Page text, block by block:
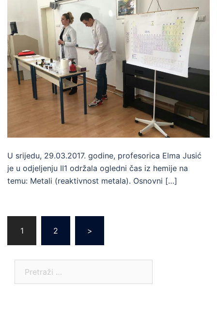
U srijedu, 29.03.2017. godine, profesorica Elma Jusić
je u odjeljenju II1 održala ogledni čas iz hemije na
temu: Metali (reaktivnost metala). Osnovni […]
pagination
1 2 >